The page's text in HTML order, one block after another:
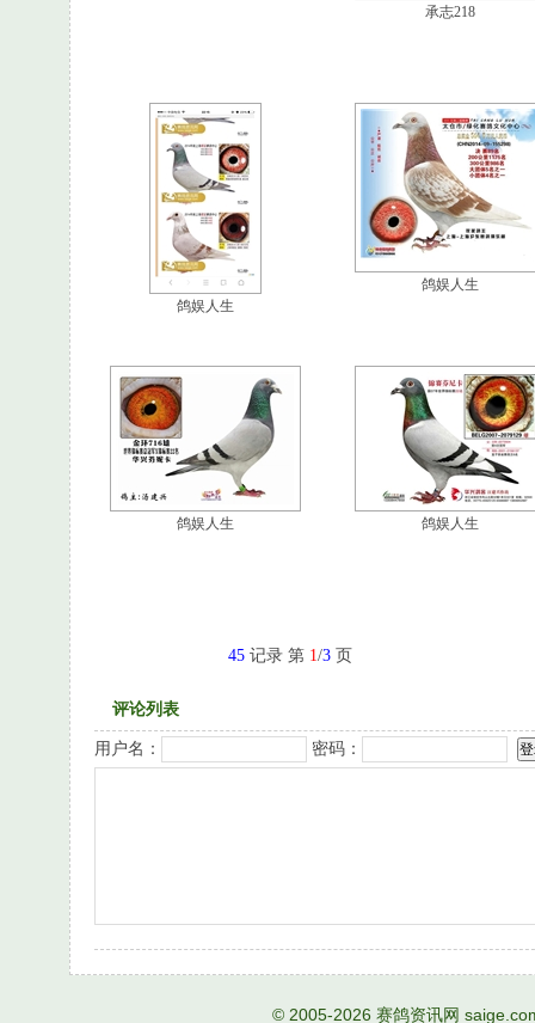
承志218
鸽娱人生
鸽娱人生
鸽娱人生 鸽娱人生
45 记录 第 1/3 页
评论列表
用户名： 密码：
© 2005-2026 赛鸽资讯网